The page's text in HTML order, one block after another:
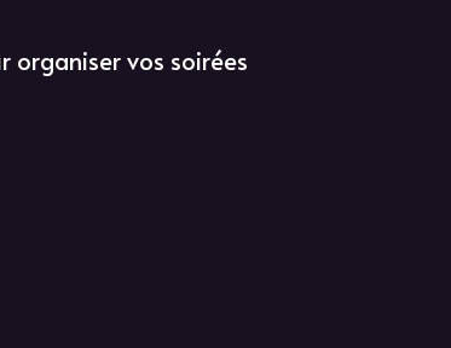
organiser vos soirées